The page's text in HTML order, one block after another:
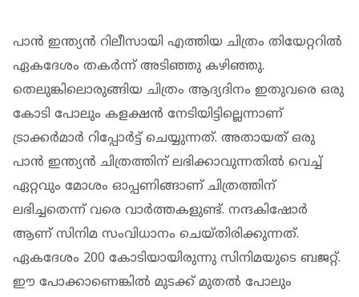
പാൻ ഇന്ത്യൻ റിലീസായി എത്തിയ ചിത്രം തിയേറ്ററിൽ
ഏകദേശം തകർന്ന് അടിഞ്ഞു കഴിഞ്ഞു.
തെലുങ്കിലൊരുങ്ങിയ ചിത്രം ആദ്യദിനം ഇതുവരെ ഒരു
കോടി പോലും കളക്ഷന്‍ നേടിയിട്ടില്ലെന്നാണ്
ട്രാക്കര്‍മാര്‍ റിപ്പോര്‍ട്ട് ചെയ്യുന്നത്. അതായത് ഒരു
പാന്‍ ഇന്ത്യന്‍ ചിത്രത്തിന് ലഭിക്കാവുന്നതില്‍ വെച്ച്
ഏറ്റവും മോശം ഓപ്പണിങ്ങാണ് ചിത്രത്തിന്
ലഭിച്ചതെന്ന് വരെ വാർത്തകളുണ്ട്. നന്ദകിഷോർ
ആണ് സിനിമ സംവിധാനം ചെയ്തിരിക്കുന്നത്.
ഏകദേശം 200 കോടിയായിരുന്നു സിനിമയുടെ ബജറ്റ്.
ഈ പോക്കാണെങ്കില്‍ മുടക്ക് മുതല്‍ പോലും